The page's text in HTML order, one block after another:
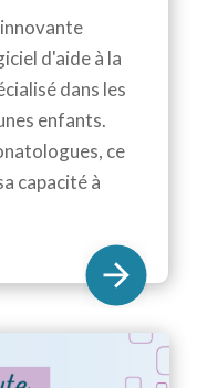
d'aide à la
dans les
enfants.
ce
capacité à